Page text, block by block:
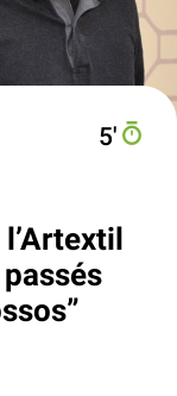
5′